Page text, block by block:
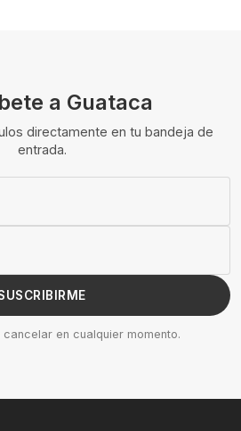
a Guataca
directamente en tu bandeja de
entrada.
cancelar en cualquier momento.